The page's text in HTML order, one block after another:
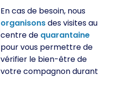
En cas de besoin, nous
organisonsdes visites au
centre de quarantaine
pour vous permettre de
vérifier le bien-être de
votre compagnon durant